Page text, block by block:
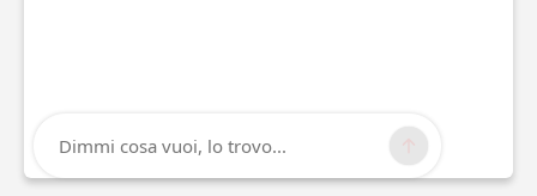
Dimmi cosa vuoi, lo trovo...